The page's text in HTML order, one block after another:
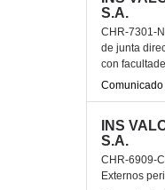
S.A.
CHR-7301-
de junta
con
INS
S.A.
CHR-6909-
Externos